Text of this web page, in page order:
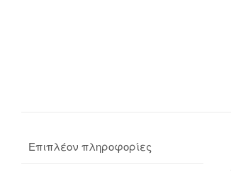
Επιπλέον πληροφορίες